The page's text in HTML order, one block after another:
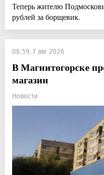
Теперь жителю
рублей за борщевик.
08:59, 7 авг 2026
В Магнитогорске
магазин
Новости